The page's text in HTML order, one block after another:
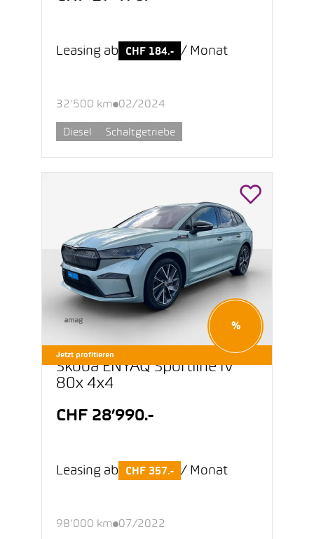
Leasing ab CHF 184.- / Monat
32’500 km 02/2024
Diesel Schaltgetriebe
Jetzt profitieren
%
Škoda ENYAQ Sportline iV
80x 4x4
CHF 28’990.-
Leasing ab CHF 357.- / Monat
98’000 km 07/2022